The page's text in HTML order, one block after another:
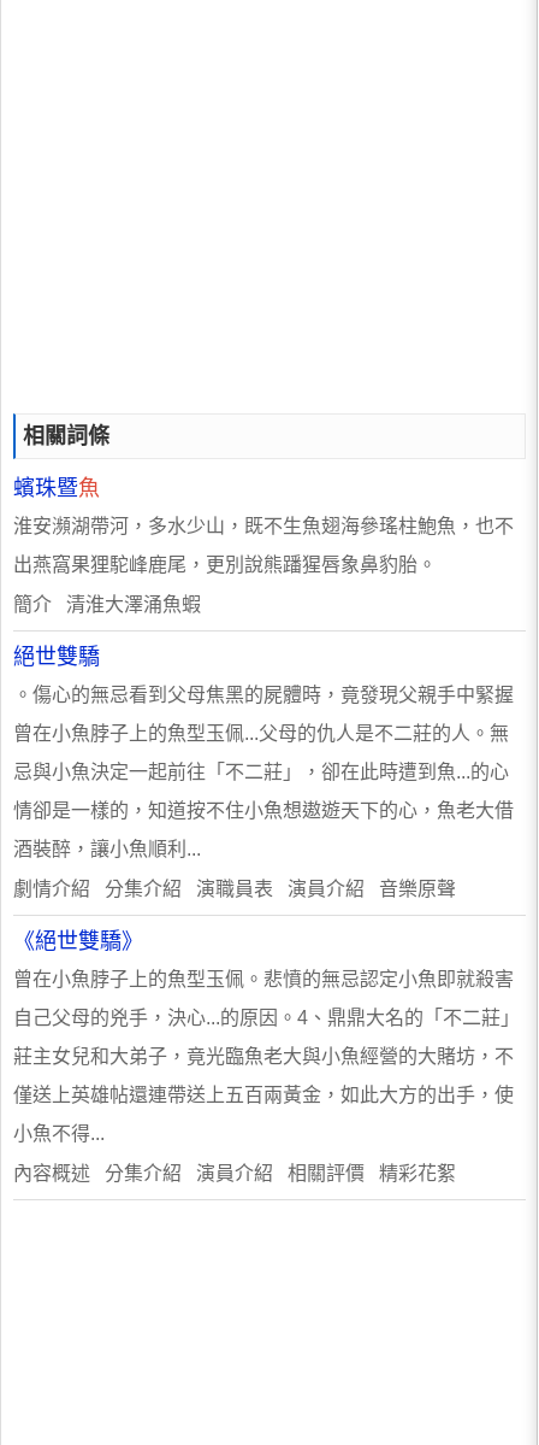
相關詞條
蠙珠暨魚
淮安瀕湖帶河，多水少山，既不生魚翅海參瑤柱鮑魚，也不
出燕窩果狸駝峰鹿尾，更別說熊蹯猩唇象鼻豹胎。
簡介 清淮大澤涌魚蝦
絕世雙驕
。傷心的無忌看到父母焦黑的屍體時，竟發現父親手中緊握
曾在小魚脖子上的魚型玉佩...父母的仇人是不二莊的人。無
忌與小魚決定一起前往「不二莊」，卻在此時遭到魚...的心
情卻是一樣的，知道按不住小魚想遨遊天下的心，魚老大借
酒裝醉，讓小魚順利...
劇情介紹 分集介紹 演職員表 演員介紹 音樂原聲
《絕世雙驕》
曾在小魚脖子上的魚型玉佩。悲憤的無忌認定小魚即就殺害
自己父母的兇手，決心...的原因。4、鼎鼎大名的「不二莊」
莊主女兒和大弟子，竟光臨魚老大與小魚經營的大賭坊，不
僅送上英雄帖還連帶送上五百兩黃金，如此大方的出手，使
小魚不得...
內容概述 分集介紹 演員介紹 相關評價 精彩花絮